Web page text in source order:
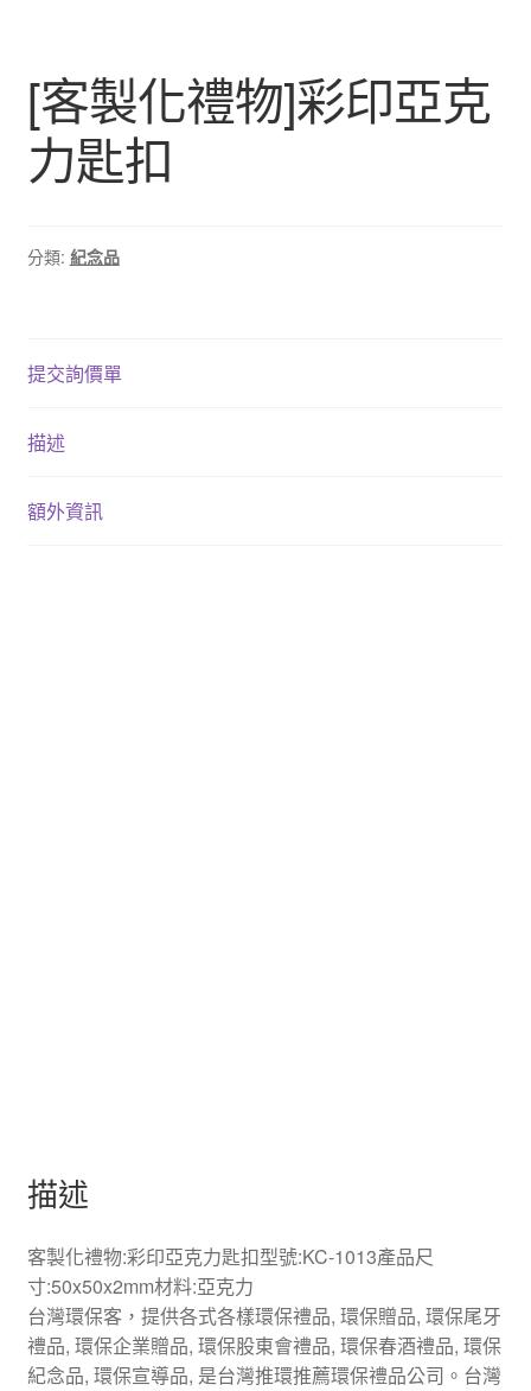
[客製化禮物]彩印亞克
力匙扣
分類: 紀念品
提交詢價單
描述
額外資訊
描述
客製化禮物:彩印亞克力匙扣型號:KC-1013產品尺
寸:50x50x2mm材料:亞克力
台灣環保客，提供各式各樣環保禮品, 環保贈品, 環保尾牙
禮品, 環保企業贈品, 環保股東會禮品, 環保春酒禮品, 環保
紀念品, 環保宣導品, 是台灣推環推薦環保禮品公司。台灣